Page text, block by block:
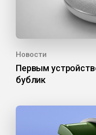
Новости
Первым
бублик